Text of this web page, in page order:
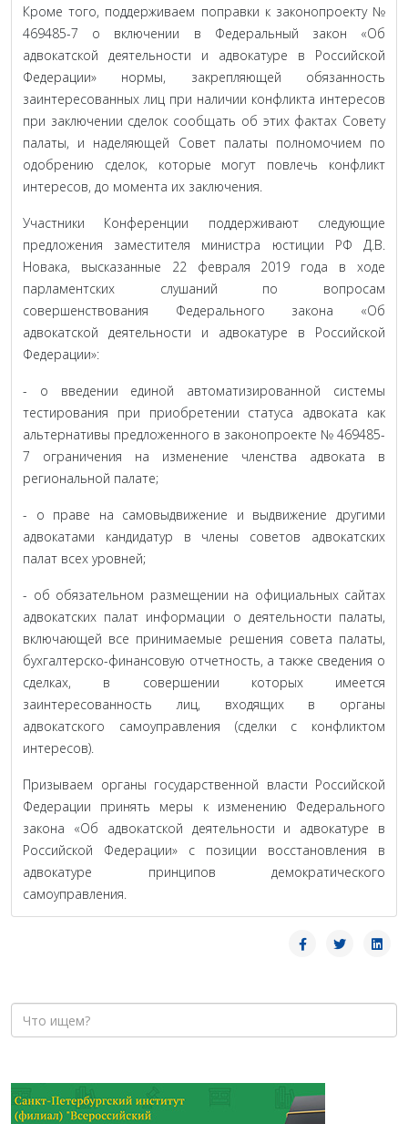
Кроме того, поддерживаем поправки к законопроекту №
469485-7 о включении в Федеральный закон «Об
адвокатской деятельности и адвокатуре в Российской
Федерации» нормы, закрепляющей обязанность
заинтересованных лиц при наличии конфликта интересов
при заключении сделок сообщать об этих фактах Совету
палаты, и наделяющей Совет палаты полномочием по
одобрению сделок, которые могут повлечь конфликт
интересов, до момента их заключения.
Участники Конференции поддерживают следующие
предложения заместителя министра юстиции РФ Д.В.
Новака, высказанные 22 февраля 2019 года в ходе
парламентских слушаний по вопросам
совершенствования Федерального закона «Об
адвокатской деятельности и адвокатуре в Российской
Федерации»:
- о введении единой автоматизированной системы
тестирования при приобретении статуса адвоката как
альтернативы предложенного в законопроекте № 469485-
7 ограничения на изменение членства адвоката в
региональной палате;
- о праве на самовыдвижение и выдвижение другими
адвокатами кандидатур в члены советов адвокатских
палат всех уровней;
- об обязательном размещении на официальных сайтах
адвокатских палат информации о деятельности палаты,
включающей все принимаемые решения совета палаты,
бухгалтерско-финансовую отчетность, а также сведения о
сделках, в совершении которых имеется
заинтересованность лиц, входящих в органы
адвокатского самоуправления (сделки с конфликтом
интересов).
Призываем органы государственной власти Российской
Федерации принять меры к изменению Федерального
закона «Об адвокатской деятельности и адвокатуре в
Российской Федерации» с позиции восстановления в
адвокатуре принципов демократического
самоуправления.